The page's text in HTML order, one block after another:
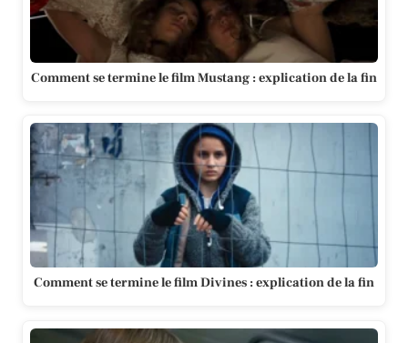
Comment se termine le film Mustang : explication de la fin
Comment se termine le film Divines : explication de la fin